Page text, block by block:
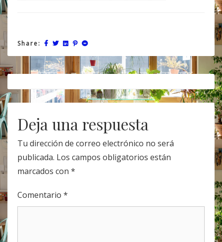
Share:
Post
navigation
Deja una respuesta
Tu dirección de correo electrónico no será
publicada. Los campos obligatorios están
marcados con *
Comentario *